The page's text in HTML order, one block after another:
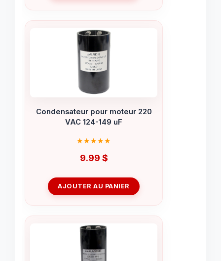
Condensateur pour moteur 220
VAC 124-149 uF
9.99 $
AJOUTER AU PANIER